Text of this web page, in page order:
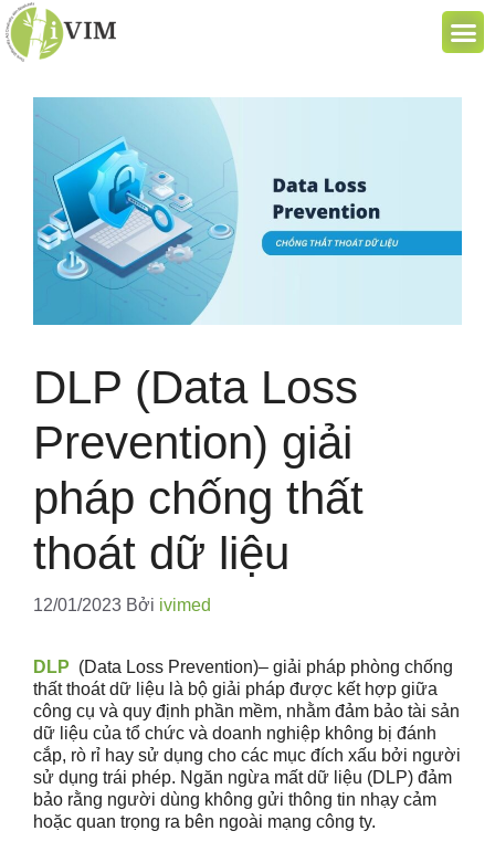
DLP (Data Loss
Prevention) giải
pháp chống thất
thoát dữ liệu
12/01/2023 Bởi ivimed
DLP (Data Loss Prevention)– giải pháp phòng chống
thất thoát dữ liệu là bộ giải pháp được kết hợp giữa
công cụ và quy định phần mềm, nhằm đảm bảo tài sản
dữ liệu của tổ chức và doanh nghiệp không bị đánh
cắp, rò rỉ hay sử dụng cho các mục đích xấu bởi người
sử dụng trái phép. Ngăn ngừa mất dữ liệu (DLP) đảm
bảo rằng người dùng không gửi thông tin nhạy cảm
hoặc quan trọng ra bên ngoài mạng công ty.